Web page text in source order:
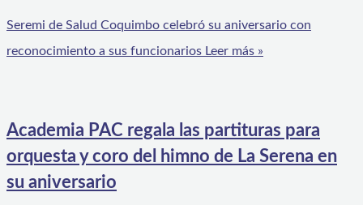
Seremi de Salud Coquimbo celebró su aniversario con
reconocimiento a sus funcionarios Leer más »
Academia PAC regala las partituras para
orquesta y coro del himno de La Serena en
su aniversario